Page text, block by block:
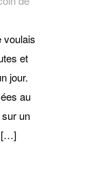
voulais
et
jour.
au
sur un
[…]